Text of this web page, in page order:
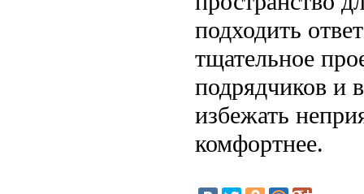
подходить
тщательное
подрядчиков и
избежать
комфортнее.